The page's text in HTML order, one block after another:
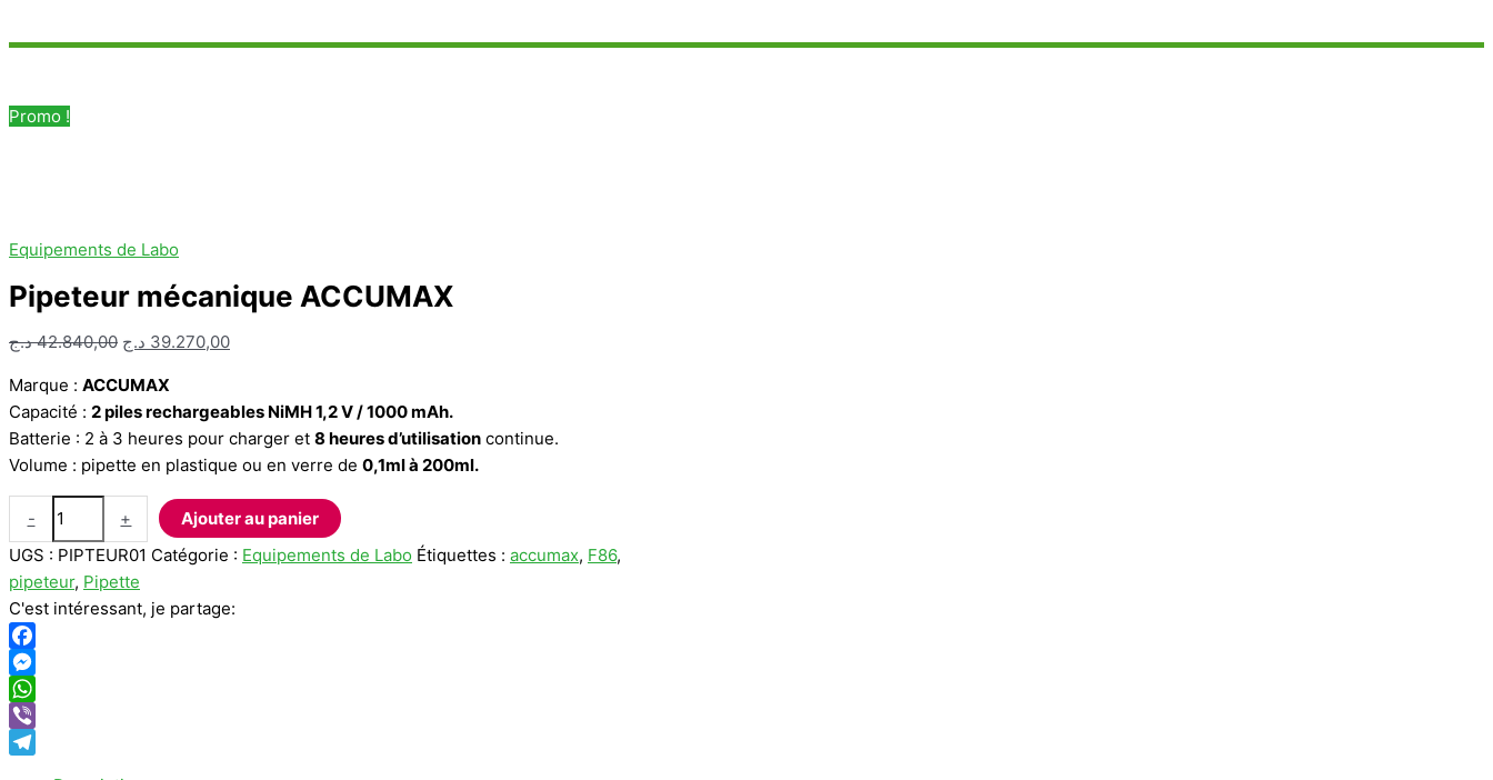
Promo !
Equipements de Labo
Pipeteur mécanique ACCUMAX
42.840,00 د.ج
Le
initial
était :
42.840,00 د.ج.
39.270,00 د.ج
Le
est :
39.270,00 د.ج.
Marque : ACCUMAX
Capacité : 2 piles rechargeables NiMH 1,2 V / 1000 mAh.
Batterie : 2 à 3 heures pour charger et 8 heures d’utilisation continue.
Volume : pipette en plastique ou en verre de 0,1ml à 200ml.
-
quantité
de
Pipeteur
mécanique
ACCUMAX
+
Ajouter au panier
UGS : PIPTEUR01 Catégorie : Equipements de Labo Étiquettes : accumax, F86,
pipeteur, Pipette
C'est intéressant, je partage:
Facebook
Messenger
WhatsApp
Viber